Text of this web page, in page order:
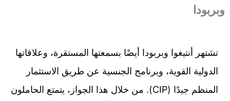
وبربودا
تشتهر أنتيغوا وبربودا أيضًا بسمعتها المستقرة، وعلاقاتها
الدولية القوية، وبرنامج الجنسية عن طريق الاستثمار
المنظم جيدًا (CIP). من خلال هذا الجواز، يتمتع الحاملون